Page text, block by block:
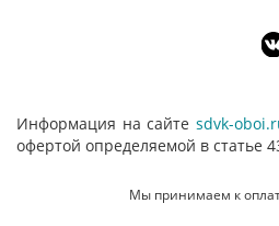
Информация на сайте sdvk-
офертой определяемой в статье
Мы принимаем к